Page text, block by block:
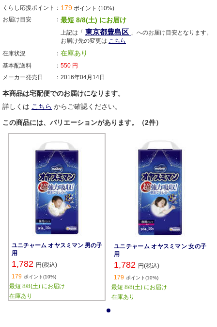
くらし応援ポイント 179 ポイント (10%)
お届け目安
最短 8/8(土) にお届け
上記は「 東京都豊島区 」へのお届け目安となります。
お届け先の変更は こちら
在庫状況
在庫あり
基本配送料 550 円
メーカー発売日
2016年04月14日
本商品は宅配便でのお届けになります。
詳しくは こちら からご確認ください。
この商品には、バリエーションがあります。（2件）
ユニチャーム オヤスミマン 男の子
用
1,782 円(税込)
179 ポイント(10%)
最短 8/8(土) にお届け
在庫あり
ユニチャーム オヤスミマン 女の子
用
1,782 円(税込)
179 ポイント(10%)
最短 8/8(土) にお届け
在庫あり